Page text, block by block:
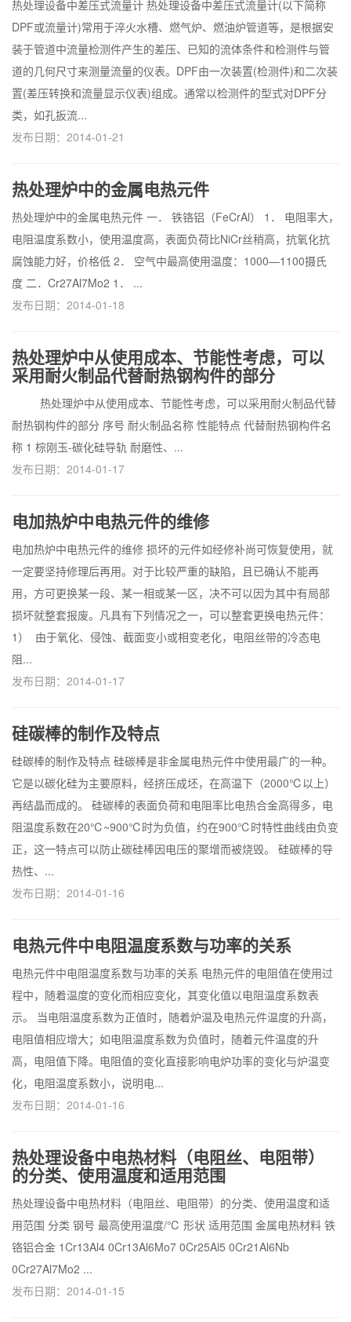
热处理设备中差压式流量计 热处理设备中差压式流量计(以下简称
DPF或流量计)常用于淬火水槽、燃气炉、燃油炉管道等，是根据安
装于管道中流量检测件产生的差压、已知的流体条件和检测件与管
道的几何尺寸来测量流量的仪表。DPF由一次装置(检测件)和二次装
置(差压转换和流量显示仪表)组成。通常以检测件的型式对DPF分
类，如孔扳流...
发布日期：2014-01-21
热处理炉中的金属电热元件
热处理炉中的金属电热元件 一． 铁铬铝（FeCrAl） 1． 电阻率大，
电阻温度系数小，使用温度高，表面负荷比NiCr丝稍高，抗氧化抗
腐蚀能力好，价格低 2． 空气中最高使用温度：1000—1100摄氏
度 二．Cr27Al7Mo2 1． ...
发布日期：2014-01-18
热处理炉中从使用成本、节能性考虑，可以
采用耐火制品代替耐热钢构件的部分
热处理炉中从使用成本、节能性考虑，可以采用耐火制品代替
耐热钢构件的部分 序号 耐火制品名称 性能特点 代替耐热钢构件名
称 1 棕刚玉-碳化硅导轨 耐磨性、...
发布日期：2014-01-17
电加热炉中电热元件的维修
电加热炉中电热元件的维修 损坏的元件如经修补尚可恢复使用，就
一定要坚持修理后再用。对于比较严重的缺陷，且已确认不能再
用，方可更换某一段、某一相或某一区，决不可以因为其中有局部
损坏就整套报废。凡具有下列情况之一，可以整套更换电热元件：
1） 由于氧化、侵蚀、截面变小或相变老化，电阻丝带的冷态电
阻...
发布日期：2014-01-17
硅碳棒的制作及特点
硅碳棒的制作及特点 硅碳棒是非金属电热元件中使用最广的一种。
它是以碳化硅为主要原料，经挤压成坯，在高温下（2000℃以上）
再结晶而成的。 硅碳棒的表面负荷和电阻率比电热合金高得多，电
阻温度系数在20℃~900℃时为负值，约在900℃时特性曲线由负变
正，这一特点可以防止碳硅棒因电压的聚增而被烧毁。 硅碳棒的导
热性、...
发布日期：2014-01-16
电热元件中电阻温度系数与功率的关系
电热元件中电阻温度系数与功率的关系 电热元件的电阻值在使用过
程中，随着温度的变化而相应变化，其变化值以电阻温度系数表
示。 当电阻温度系数为正值时，随着炉温及电热元件温度的升高，
电阻值相应增大；如电阻温度系数为负值时，随着元件温度的升
高，电阻值下降。电阻值的变化直接影响电炉功率的变化与炉温变
化，电阻温度系数小，说明电...
发布日期：2014-01-16
热处理设备中电热材料（电阻丝、电阻带）
的分类、使用温度和适用范围
热处理设备中电热材料（电阻丝、电阻带）的分类、使用温度和适
用范围 分类 钢号 最高使用温度/℃ 形状 适用范围 金属电热材料 铁
铬铝合金 1Cr13Al4 0Cr13Al6Mo7 0Cr25Al5 0Cr21Al6Nb
0Cr27Al7Mo2 ...
发布日期：2014-01-15